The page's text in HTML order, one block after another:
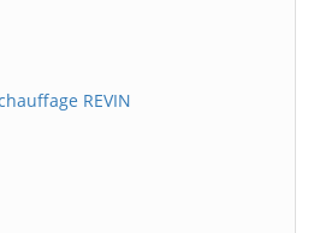
REVIN